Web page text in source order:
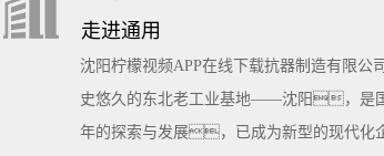
走进通用
沈阳柠檬视频APP在线下载抗器制造有限公
史悠久的东北老工业基地——沈阳，是
年的探索与发展，已成为新型的现代